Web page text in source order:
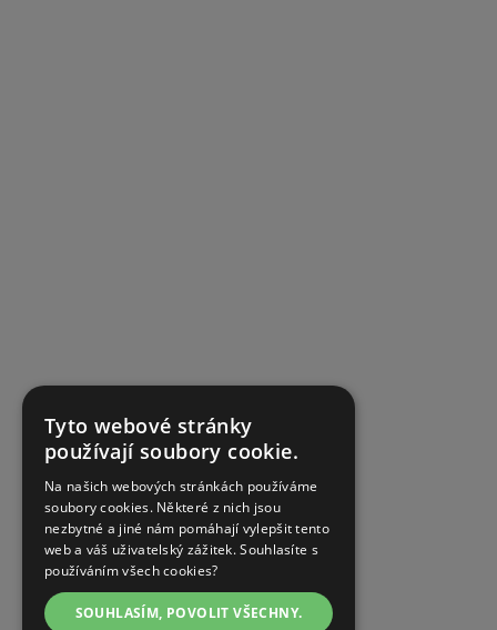
Tyto webové stránky
používají soubory cookie.
Na našich webových stránkách používáme
soubory cookies. Některé z nich jsou
nezbytné a jiné nám pomáhají vylepšit tento
web a váš uživatelský zážitek. Souhlasíte s
používáním všech cookies?
SOUHLASÍM, POVOLIT VŠECHNY.